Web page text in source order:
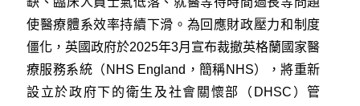
使醫療體系效率持續下滑。為回應財政壓力和制度
僵化，英國政府於2025年3月宣布裁撤英格蘭國家醫
療服務系統（NHS England，簡稱NHS），將重新
設立於政府下的衛生及社會關懷部（DHSC）管